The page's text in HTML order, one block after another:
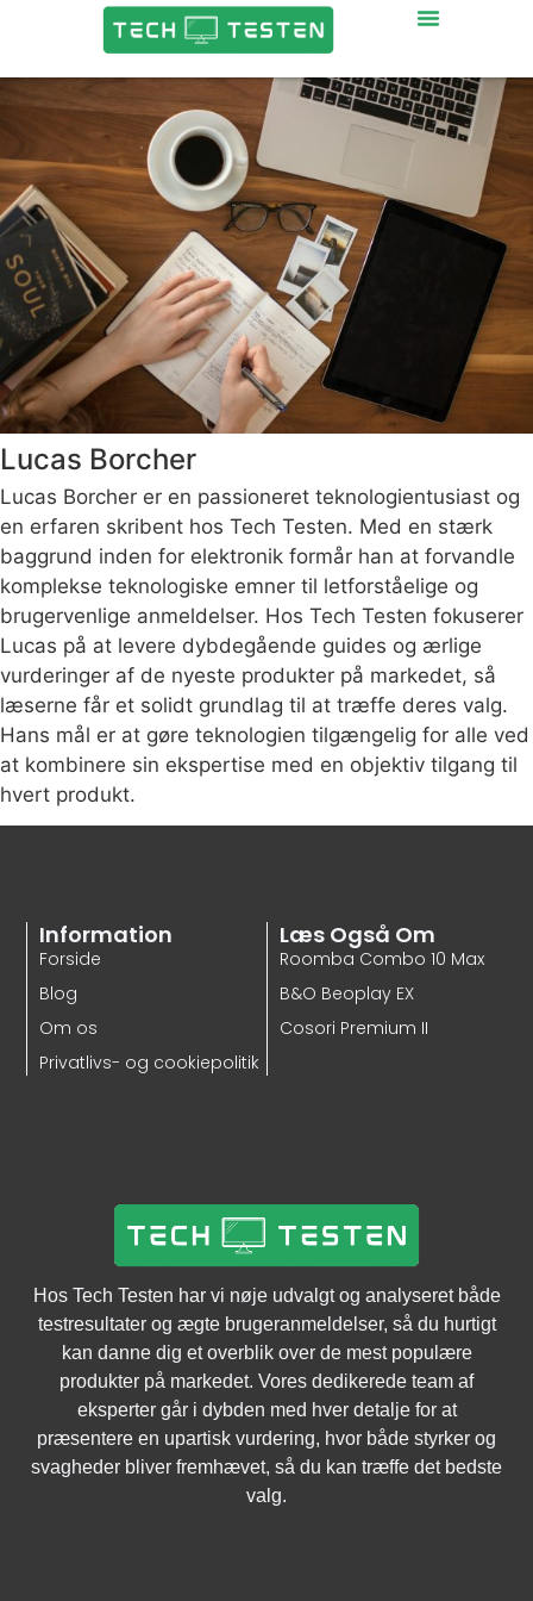
Lucas Borcher
Lucas Borcher er en passioneret teknologientusiast og
en erfaren skribent hos Tech Testen. Med en stærk
baggrund inden for elektronik formår han at forvandle
komplekse teknologiske emner til letforståelige og
brugervenlige anmeldelser. Hos Tech Testen fokuserer
Lucas på at levere dybdegående guides og ærlige
vurderinger af de nyeste produkter på markedet, så
læserne får et solidt grundlag til at træffe deres valg.
Hans mål er at gøre teknologien tilgængelig for alle ved
at kombinere sin ekspertise med en objektiv tilgang til
hvert produkt.
Hos Tech Testen har vi nøje udvalgt og analyseret både
testresultater og ægte brugeranmeldelser, så du hurtigt
kan danne dig et overblik over de mest populære
produkter på markedet. Vores dedikerede team af
eksperter går i dybden med hver detalje for at
præsentere en upartisk vurdering, hvor både styrker og
svagheder bliver fremhævet, så du kan træffe det bedste
valg.
Læs Også Om
Roomba Combo 10 Max
B&O Beoplay EX
Cosori Premium II
Information
Forside
Blog
Om os
Privatlivs- og cookiepolitik